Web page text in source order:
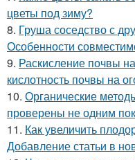
цветы под зиму?
8. Груша соседство с
Особенности
9. Раскисление почвы
кислотность почвы на
10. Органические
проверены не одним
11. Как увеличить
Добавление статьи в